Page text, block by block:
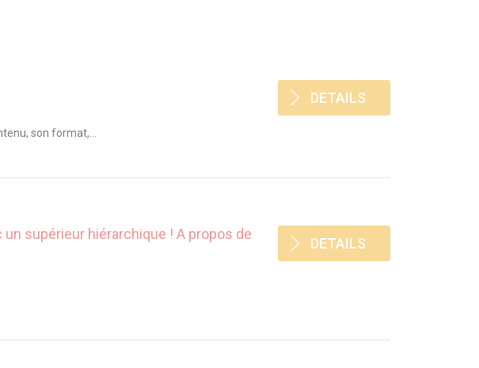
son format,...
DETAILS
supérieur hiérarchique ! A propos de
DETAILS